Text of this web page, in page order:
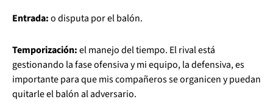
Entrada:o disputa por el balón.
Temporización:el manejo del tiempo. El rival está
gestionando la fase ofensiva y mi equipo, la defensiva, es
importante para que mis compañeros se organicen y puedan
quitarle el balón al adversario.